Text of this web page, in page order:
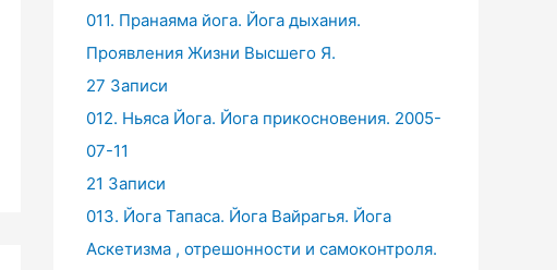
011. Пранаяма йога. Йога дыхания.
Проявления Жизни Высшего Я.
27 Записи
012. Ньяса Йога. Йога прикосновения. 2005-
07-11
21 Записи
013. Йога Тапаса. Йога Вайрагья. Йога
Аскетизма , отрешонности и самоконтроля.